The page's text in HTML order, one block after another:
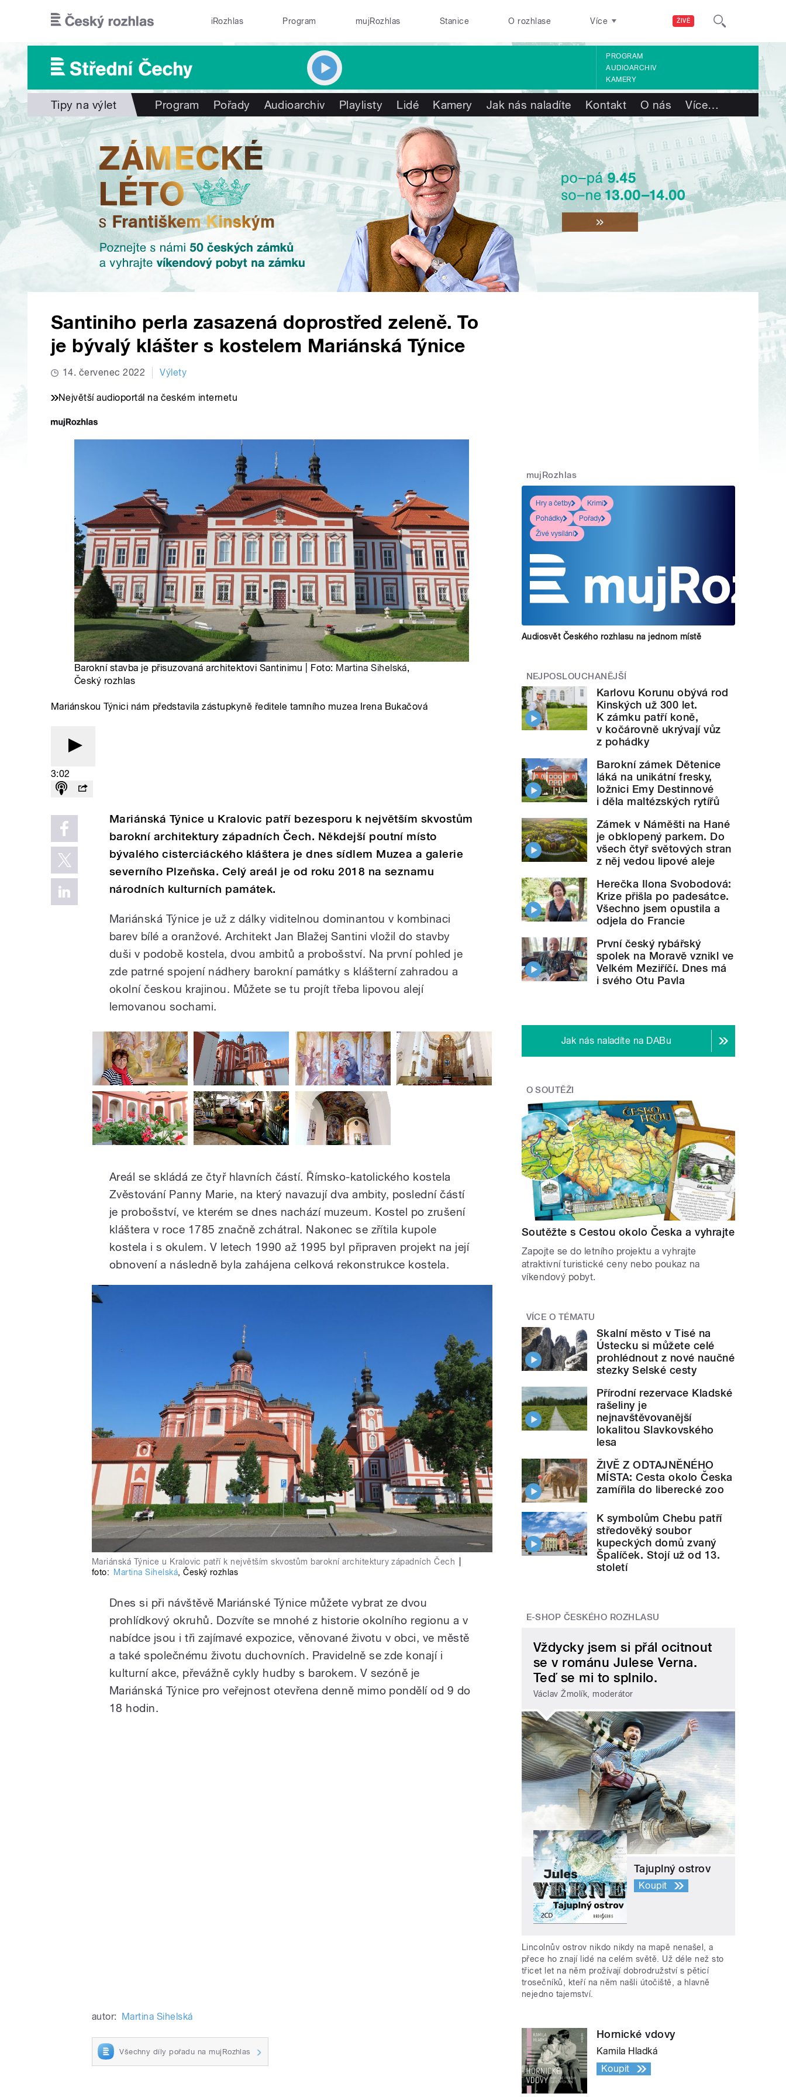
ŽIVĚ
iRozhlas Program mujRozhlas Stanice O rozhlase Více
PROGRAM
AUDIOARCHIV
KAMERY
Tipy na výlet Program Pořady Audioarchiv Playlisty Lidé Kamery Jak nás naladíte Kontakt O nás Více…
Santiniho perla zasazená doprostřed zeleně. To
je bývalý klášter s kostelem Mariánská Týnice
14. červenec 2022 Výlety
Největší audioportál na českém internetu
Barokní stavba je přisuzovaná architektovi Santinimu | Foto: Martina Sihelská,
Český rozhlas
Mariánskou Týnici nám představila zástupkyně ředitele tamního muzea Irena Bukačová
3:02
Mariánská Týnice u Kralovic patří bezesporu k největším skvostům
barokní architektury západních Čech. Někdejší poutní místo
bývalého cisterciáckého kláštera je dnes sídlem Muzea a galerie
severního Plzeňska. Celý areál je od roku 2018 na seznamu
národních kulturních památek.
Mariánská Týnice je už z dálky viditelnou dominantou v kombinaci
barev bílé a oranžové. Architekt Jan Blažej Santini vložil do stavby
duši v podobě kostela, dvou ambitů a probošství. Na první pohled je
zde patrné spojení nádhery barokní památky s klášterní zahradou a
okolní českou krajinou. Můžete se tu projít třeba lipovou alejí
lemovanou sochami.
Areál se skládá ze čtyř hlavních částí. Římsko-katolického kostela
Zvěstování Panny Marie, na který navazují dva ambity, poslední částí
je probošství, ve kterém se dnes nachází muzeum. Kostel po zrušení
kláštera v roce 1785 značně zchátral. Nakonec se zřítila kupole
kostela i s okulem. V letech 1990 až 1995 byl připraven projekt na její
obnovení a následně byla zahájena celková rekonstrukce kostela.
Mariánská Týnice u Kralovic patří k největším skvostům barokní architektury západních Čech
foto:
Martina Sihelská,Český rozhlas
Dnes si při návštěvě Mariánské Týnice můžete vybrat ze dvou
prohlídkový okruhů. Dozvíte se mnohé z historie okolního regionu a v
nabídce jsou i tři zajímavé expozice, věnované životu v obci, ve městě
a také společnému životu duchovních. Pravidelně se zde konají i
kulturní akce, převážně cykly hudby s barokem. V sezóně je
Mariánská Týnice pro veřejnost otevřena denně mimo pondělí od 9 do
18 hodin.
autor: Martina Sihelská
Všechny díly pořadu na mujRozhlas
mujRozhlas
Hry a četby
Krimi
Pohádky
Pořady
Živé vysílání
Audiosvět Českého rozhlasu na jednom místě
NEJPOSLOUCHANĚJŠÍ
Karlovu Korunu obývá rod
Kinských už 300 let.
K zámku patří koně,
v kočárovně ukrývají vůz
z pohádky
Barokní zámek Dětenice
láká na unikátní fresky,
ložnici Emy Destinnové
i děla maltézských rytířů
Zámek v Náměšti na Hané
je obklopený parkem. Do
všech čtyř světových stran
z něj vedou lipové aleje
Herečka Ilona Svobodová:
Krize přišla po padesátce.
Všechno jsem opustila a
odjela do Francie
První český rybářský
spolek na Moravě vznikl ve
Velkém Meziříčí. Dnes má
i svého Otu Pavla
Jak nás naladíte na DABu
O SOUTĚŽI
Soutěžte s Cestou okolo Česka a vyhrajte
Zapojte se do letního projektu a vyhrajte
atraktivní turistické ceny nebo poukaz na
víkendový pobyt.
VÍCE O TÉMATU
Skalní město v Tisé na
Ústecku si můžete celé
prohlédnout z nové naučné
stezky Selské cesty
Přírodní rezervace Kladské
rašeliny je
nejnavštěvovanější
lokalitou Slavkovského
lesa
ŽIVĚ Z ODTAJNĚNÉHO
MÍSTA: Cesta okolo Česka
zamířila do liberecké zoo
K symbolům Chebu patří
středověký soubor
kupeckých domů zvaný
Špalíček. Stojí už od 13.
století
E-SHOP ČESKÉHO ROZHLASU
Vždycky jsem si přál ocitnout
se v románu Julese Verna.
Teď se mi to splnilo.
Václav Žmolík, moderátor
Tajuplný ostrov
Koupit
Lincolnův ostrov nikdo nikdy na mapě nenašel, a
přece ho znají lidé na celém světě. Už déle než sto
třicet let na něm prožívají dobrodružství s pěticí
trosečníků, kteří na něm našli útočiště, a hlavně
nejedno tajemství.
Hornické vdovy
Kamila Hladká
Koupit